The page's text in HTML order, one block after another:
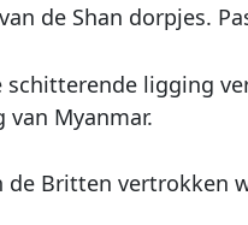
de Shan dorpjes.
ligging
Myanmar.
Britten vertrokken